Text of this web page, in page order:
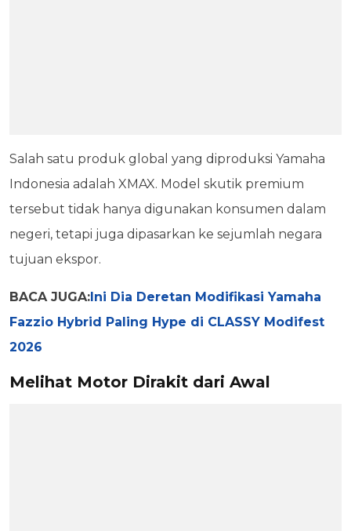
Salah satu produk global yang diproduksi Yamaha
Indonesia adalah XMAX. Model skutik premium
tersebut tidak hanya digunakan konsumen dalam
negeri, tetapi juga dipasarkan ke sejumlah negara
tujuan ekspor.
BACA JUGA: Ini Dia Deretan Modifikasi Yamaha
Fazzio Hybrid Paling Hype di CLASSY Modifest
2026
Melihat Motor Dirakit dari Awal